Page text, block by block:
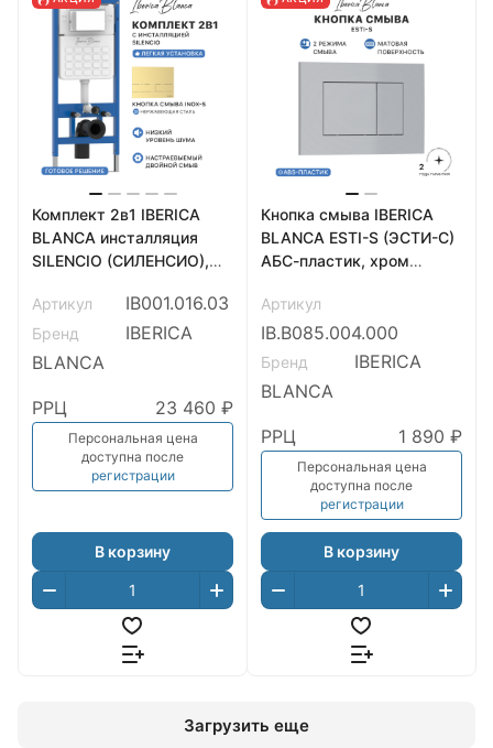
Комплект 2в1 IBERICA
BLANCA инсталляция
SILENCIO (СИЛЕНСИО),
(ИНОКС-С) золото
матовое (IB001.016.03)
Артикул IB001.016.03
Бренд
IBERICA
BLANCA
РРЦ 23 460 ₽
Персональная цена
доступна после
регистрации
В корзину
Кнопка смыва IBERICA
BLANCA ESTI-S (ЭСТИ-С)
АБС-пластик, хром
(IB.B085.004.000)
Артикул
IB.B085.004.000
Бренд
IBERICA
BLANCA
РРЦ 1 890 ₽
Персональная цена
доступна после
регистрации
В корзину
Загрузить еще